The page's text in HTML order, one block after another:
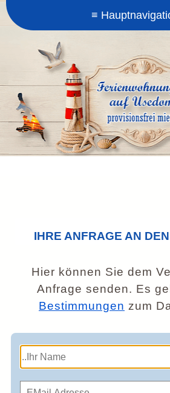
IHRE ANFRAGE AN
Hier können Sie dem
Anfrage senden. Es
Bestimmungen zum